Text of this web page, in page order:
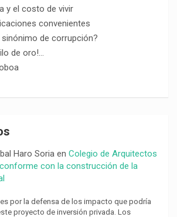
y el costo de vivir
convenientes
de corrupción?
de oro!…
Haro Soriaen Colegio de Arquitectos
con la construcción de la
por la defensa de los impacto que podría
proyecto de inversión privada. Los